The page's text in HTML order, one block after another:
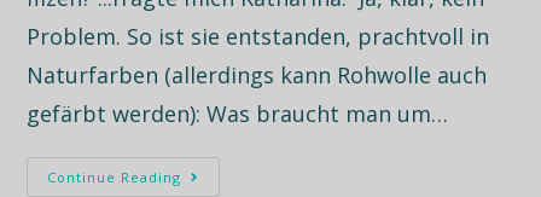
Problem. So ist sie entstanden, prachtvoll in
Naturfarben (allerdings kann Rohwolle auch
gefärbt werden): Was braucht man um…
Continue Reading